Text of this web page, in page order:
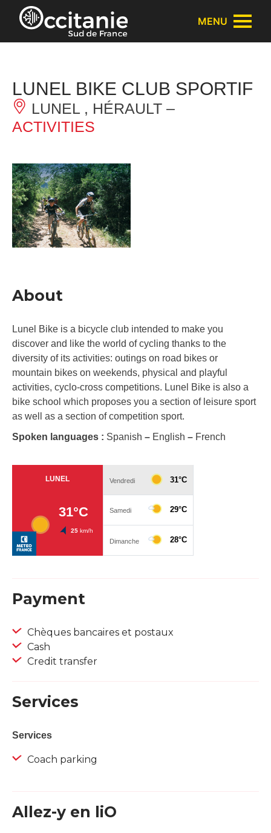
Cookies management panel
MENU
LUNEL BIKE CLUB SPORTIF
LUNEL , HÉRAULT –
ACTIVITIES
About
Lunel Bike is a bicycle club intended to make you
discover and like the world of cycling thanks to the
diversity of its activities: outings on road bikes or
mountain bikes on weekends, physical and playful
activities, cyclo-cross competitions. Lunel Bike is also a
bike school which proposes you a section of leisure sport
as well as a section of competition sport.
Spoken languages : Spanish – English – French
Payment
Chèques bancaires et postaux
Cash
Credit transfer
Services
Services
Coach parking
Allez-y en liO